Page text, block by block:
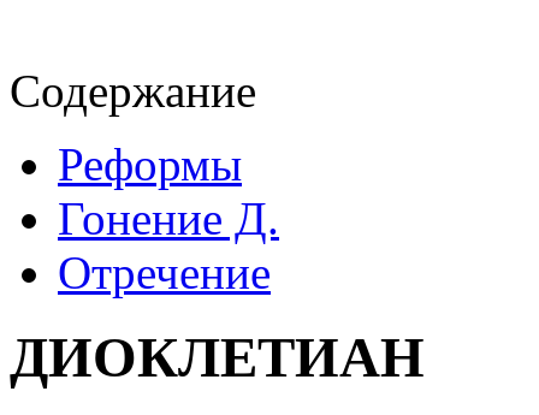
Содержание
Реформы
Гонение Д.
Отречение
ДИОКЛЕТИАН